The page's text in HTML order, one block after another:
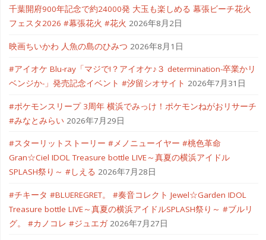
し
ア
フ
エ
イ
ト
千葉開府900年記念で約24000発 大玉も楽しめる 幕張ビーチ花火
フェスタ2026 #幕張花火 #花火 2026年8月2日
映画ちいかわ 人魚の島のひみつ 2026年8月1日
#アイオケ Blu-ray「マジで!？アイオケ♪３ determination-卒業かリ
ベンジか-」発売記念イベント #汐留シオサイト 2026年7月31日
#ポケモンスリープ 3周年 横浜でみっけ！ポケモンねがおリサーチ
#みなとみらい 2026年7月29日
#スターリットストーリー #メノニューイヤー #桃色革命
Gran☆Ciel IDOL Treasure bottle LIVE～真夏の横浜アイドル
SPLASH祭り～ #しえる 2026年7月28日
#チキータ #BLUEREGRET。 #奏音コレクト Jewel☆Garden IDOL
Treasure bottle LIVE～真夏の横浜アイドルSPLASH祭り～ #ブルリ
グ。 #カノコレ #ジュエガ 2026年7月27日